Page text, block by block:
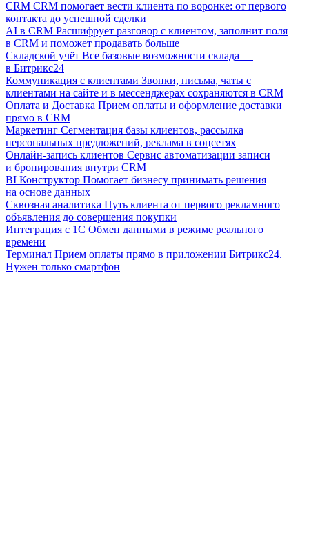
CRM CRM помогает вести клиента по воронке: от первого
контакта до успешной сделки
AI в CRM Расшифрует разговор с клиентом, заполнит поля
в CRM и поможет продавать больше
Складской учёт Все базовые возможности склада —
в Битрикс24
Коммуникация с клиентами Звонки, письма, чаты с
клиентами на сайте и в мессенджерах сохраняются в CRM
Оплата и Доставка Прием оплаты и оформление доставки
прямо в CRM
Маркетинг Сегментация базы клиентов, рассылка
персональных предложений, реклама в соцсетях
Онлайн-запись клиентов Сервис автоматизации записи
и бронирования внутри CRM
BI Конструктор Помогает бизнесу принимать решения
на основе данных
Сквозная аналитика Путь клиента от первого рекламного
объявления до совершения покупки
Интеграция с 1С Обмен данными в режиме реального
времени
Терминал Прием оплаты прямо в приложении Битрикс24.
Нужен только смартфон